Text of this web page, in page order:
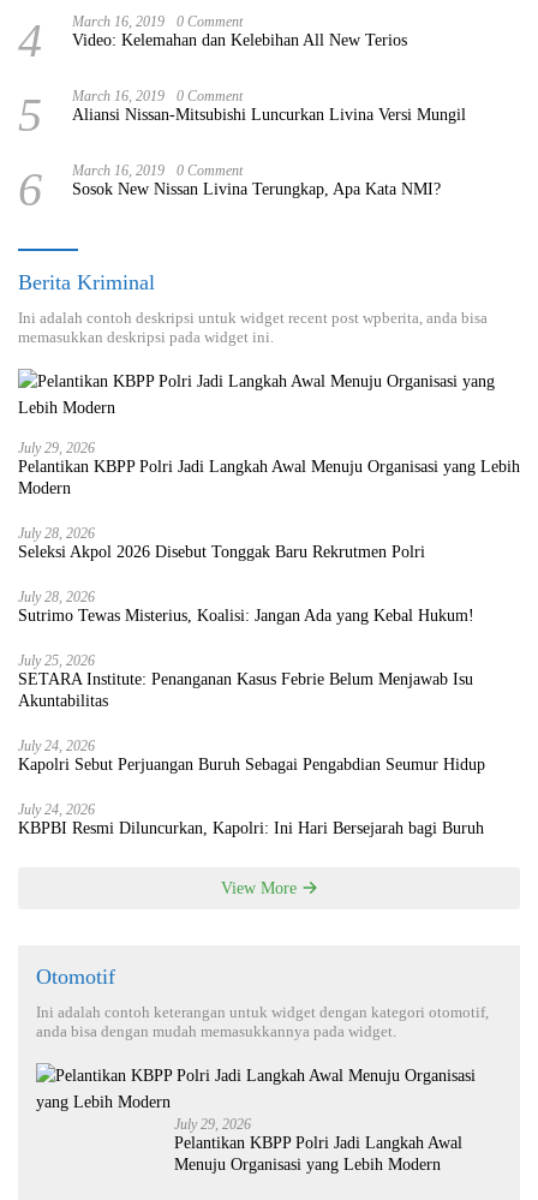
4 March 16, 2019 0 Comment
Video: Kelemahan dan Kelebihan All New Terios
5 March 16, 2019 0 Comment
Aliansi Nissan-Mitsubishi Luncurkan Livina Versi Mungil
6 March 16, 2019 0 Comment
Sosok New Nissan Livina Terungkap, Apa Kata NMI?
Berita Kriminal
Ini adalah contoh deskripsi untuk widget recent post wpberita, anda bisa
memasukkan deskripsi pada widget ini.
July 29, 2026
Pelantikan KBPP Polri Jadi Langkah Awal Menuju Organisasi yang Lebih
Modern
July 28, 2026
Seleksi Akpol 2026 Disebut Tonggak Baru Rekrutmen Polri
July 28, 2026
Sutrimo Tewas Misterius, Koalisi: Jangan Ada yang Kebal Hukum!
July 25, 2026
SETARA Institute: Penanganan Kasus Febrie Belum Menjawab Isu
Akuntabilitas
July 24, 2026
Kapolri Sebut Perjuangan Buruh Sebagai Pengabdian Seumur Hidup
July 24, 2026
KBPBI Resmi Diluncurkan, Kapolri: Ini Hari Bersejarah bagi Buruh
View More
Otomotif
Ini adalah contoh keterangan untuk widget dengan kategori otomotif,
anda bisa dengan mudah memasukkannya pada widget.
July 29, 2026
Pelantikan KBPP Polri Jadi Langkah Awal
Menuju Organisasi yang Lebih Modern